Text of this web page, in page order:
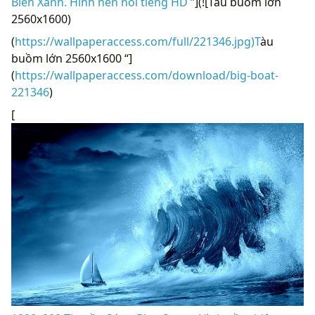
2560x1600)
(https://wallpaperaccess.com/full/221346.jpg)Tàu
buồm lớn 2560x1600 “]
(https://wallpaperaccess.com/download/big-boat-
221346)
[